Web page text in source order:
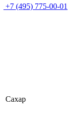
+7 (495) 775-00-01
Сахар